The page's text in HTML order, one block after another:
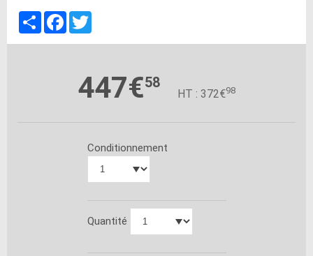
PartagerFacebook
447€58
HT : 372€98
Conditionnement
Quantité